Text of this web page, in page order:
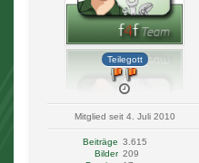
Teilegott
Mitglied seit 4. Juli 2010
Beiträge 3.615
Bilder 209